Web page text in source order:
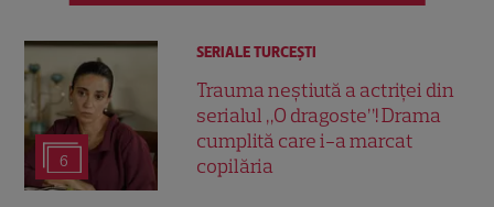
6
SERIALE TURCEŞTI
Trauma neștiută a actriței din
serialul „O dragoste”! Drama
cumplită care i-a marcat
copilăria